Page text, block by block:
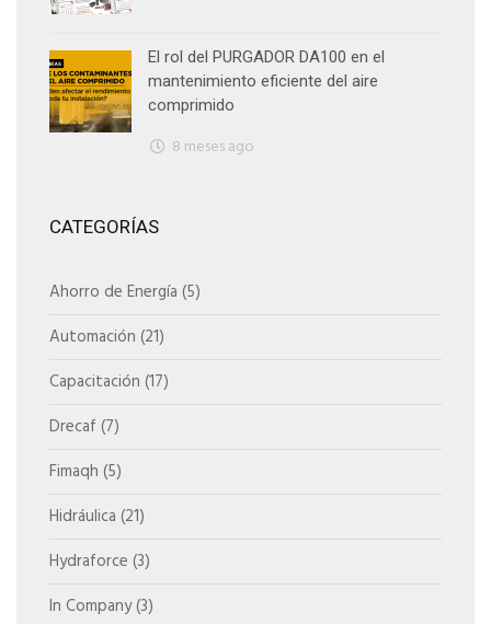
El rol del PURGADOR DA100 en el
mantenimiento eficiente del aire
comprimido
8 meses ago
CATEGORÍAS
Ahorro de Energía (5)
Automación (21)
Capacitación (17)
Drecaf (7)
Fimaqh (5)
Hidráulica (21)
Hydraforce (3)
In Company(3)